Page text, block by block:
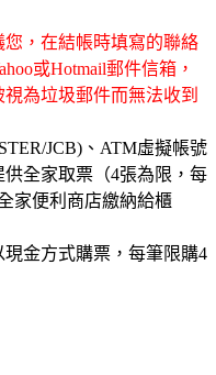
，在結帳時填寫的聯絡
或Hotmail郵件信箱，
為垃圾郵件而無法收到
JCB)、ATM虛擬帳號
全家取票（4張為限，每
家便利商店繳納給櫃
金方式購票，每筆限購4